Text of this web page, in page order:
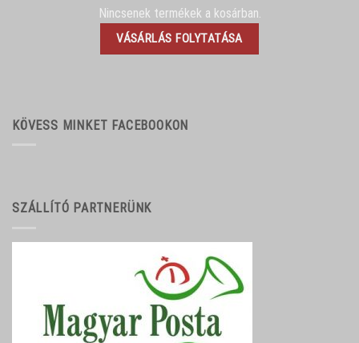
Nincsenek termékek a kosárban.
VÁSÁRLÁS FOLYTATÁSA
KÖVESS MINKET FACEBOOKON
SZÁLLÍTÓ PARTNERÜNK